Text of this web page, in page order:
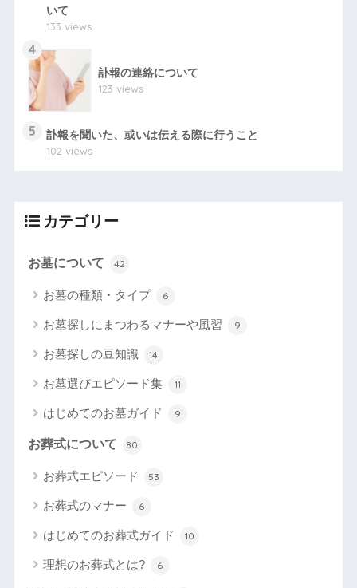
いて
133 views
4
訃報の連絡について
123 views
5
訃報を聞いた、或いは伝える際に行うこと
102 views
カテゴリー
お墓について 42
お墓の種類・タイプ 6
お墓探しにまつわるマナーや風習 9
お墓探しの豆知識 14
お墓選びエピソード集 11
はじめてのお墓ガイド 9
お葬式について 80
お葬式エピソード 53
お葬式のマナー 6
はじめてのお葬式ガイド 10
理想のお葬式とは? 6